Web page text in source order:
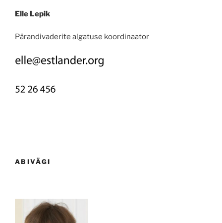
Elle Lepik
Pärandivaderite algatuse koordinaator
ABIVÄGI